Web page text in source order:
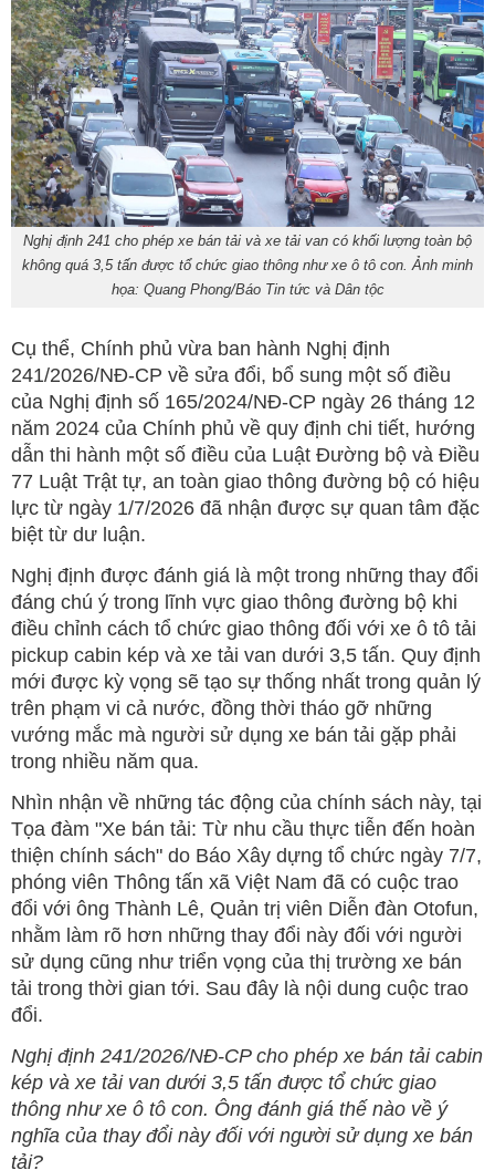
Nghị định 241 cho phép xe bán tải và xe tải van có khối lượng toàn bộ
không quá 3,5 tấn được tổ chức giao thông như xe ô tô con. Ảnh minh
họa: Quang Phong/Báo Tin tức và Dân tộc
Cụ thể, Chính phủ vừa ban hành Nghị định
241/2026/NĐ-CP về sửa đổi, bổ sung một số điều
của Nghị định số 165/2024/NĐ-CP ngày 26 tháng 12
năm 2024 của Chính phủ về quy định chi tiết, hướng
dẫn thi hành một số điều của Luật Đường bộ và Điều
77 Luật Trật tự, an toàn giao thông đường bộ có hiệu
lực từ ngày 1/7/2026 đã nhận được sự quan tâm đặc
biệt từ dư luận.
Nghị định được đánh giá là một trong những thay đổi
đáng chú ý trong lĩnh vực giao thông đường bộ khi
điều chỉnh cách tổ chức giao thông đối với xe ô tô tải
pickup cabin kép và xe tải van dưới 3,5 tấn. Quy định
mới được kỳ vọng sẽ tạo sự thống nhất trong quản lý
trên phạm vi cả nước, đồng thời tháo gỡ những
vướng mắc mà người sử dụng xe bán tải gặp phải
trong nhiều năm qua.
Nhìn nhận về những tác động của chính sách này, tại
Tọa đàm "Xe bán tải: Từ nhu cầu thực tiễn đến hoàn
thiện chính sách" do Báo Xây dựng tổ chức ngày 7/7,
phóng viên Thông tấn xã Việt Nam đã có cuộc trao
đổi với ông Thành Lê, Quản trị viên Diễn đàn Otofun,
nhằm làm rõ hơn những thay đổi này đối với người
sử dụng cũng như triển vọng của thị trường xe bán
tải trong thời gian tới. Sau đây là nội dung cuộc trao
đổi.
Nghị định 241/2026/NĐ-CP cho phép xe bán tải cabin
kép và xe tải van dưới 3,5 tấn được tổ chức giao
thông như xe ô tô con. Ông đánh giá thế nào về ý
nghĩa của thay đổi này đối với người sử dụng xe bán
tải?